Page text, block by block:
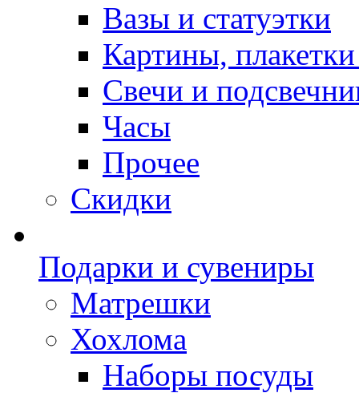
Вазы и статуэтки
Картины,
Свечи и
Часы
Прочее
Скидки
Подарки и сувениры
Матрешки
Хохлома
Наборы посуды